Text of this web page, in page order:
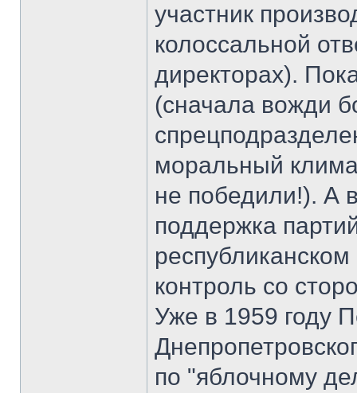
участник
колоссальной
директорах).
(сначала вожди
моральный
не победили!). А
поддержка
контроль со
Уже в 1959 году
по "яблочному